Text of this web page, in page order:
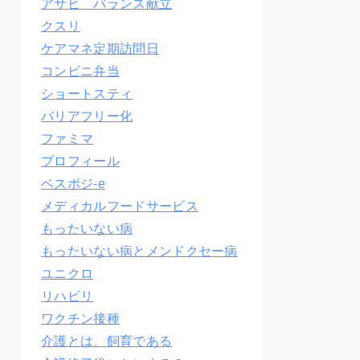
アサヒ バランス献立
クスリ
ケアマネ定期訪問日
コンビニ弁当
ショートスティ
バリアフリー化
ファミマ
プロフィール
ベスポジ-e
メディカルフードサービス
もったいない病
もったいない病とメンドクセー病
ユニクロ
リハビリ
ワクチン接種
介護とは、飼育である